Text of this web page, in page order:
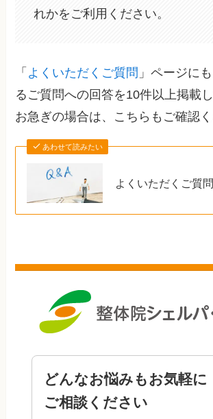
れかをご利用ください。
「 よくいただくご質問 」ページに
るご質問への回答を10件以上掲載
お急ぎの場合は、こちらもご確認く
あわせて読みたい
よくいただくご質問
どんなお悩みもお気軽に
ご相談ください